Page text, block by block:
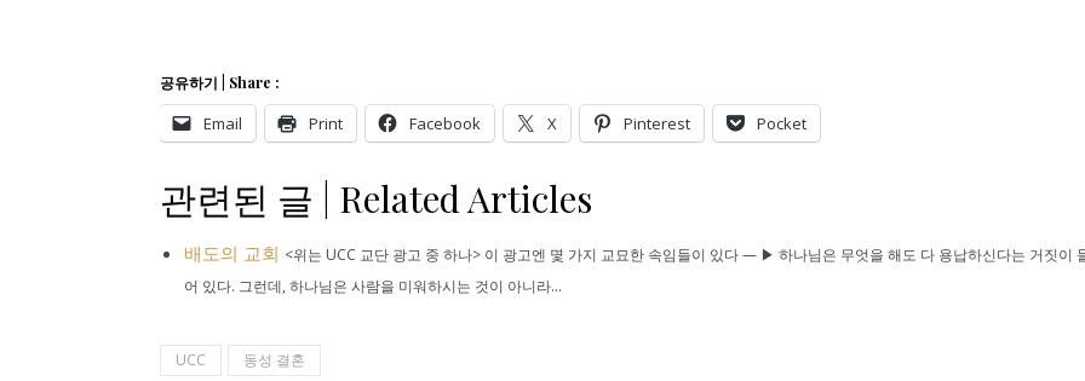
공유하기 | Share :
Email Print Facebook X Pinterest Pocket
관련된 글 | Related Articles
배도의 교회 <위는 UCC 교단 광고 중 하나> 이 광고엔 몇 가지 교묘한 속임들이 있다 — ▶ 하나님은 무엇을 해도 다 용납하신다는 거짓이
어 있다. 그런데, 하나님은 사람을 미워하시는 것이 아니라...
UCC 동성 결혼